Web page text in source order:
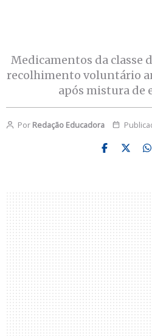
Medicamentos da classe
recolhimento voluntário
após mistura de
Por Redação Educadora